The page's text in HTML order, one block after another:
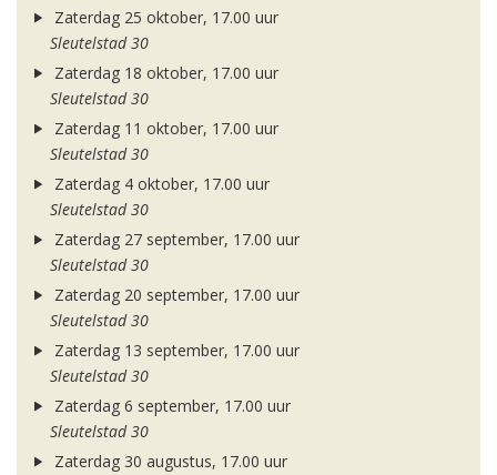
Zaterdag 25 oktober, 17.00 uur
Sleutelstad 30
Zaterdag 18 oktober, 17.00 uur
Sleutelstad 30
Zaterdag 11 oktober, 17.00 uur
Sleutelstad 30
Zaterdag 4 oktober, 17.00 uur
Sleutelstad 30
Zaterdag 27 september, 17.00 uur
Sleutelstad 30
Zaterdag 20 september, 17.00 uur
Sleutelstad 30
Zaterdag 13 september, 17.00 uur
Sleutelstad 30
Zaterdag 6 september, 17.00 uur
Sleutelstad 30
Zaterdag 30 augustus, 17.00 uur